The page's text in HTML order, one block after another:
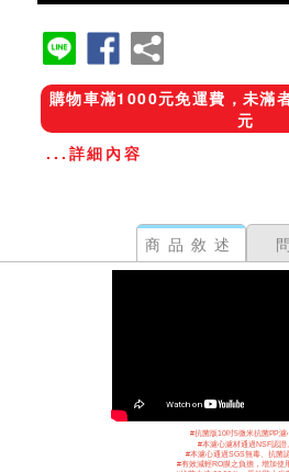
購物車滿1000元免運費，未滿
元
...詳細內容
商品敘述